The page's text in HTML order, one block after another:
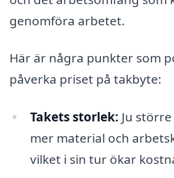
genomföra arbetet.
Här är några punkter som
påverka priset på takbyte:
Takets storlek: Ju
mer material och
vilket i sin tur ökar